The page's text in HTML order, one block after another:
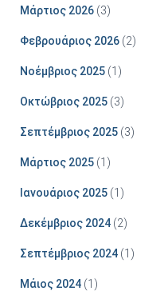
Μάρτιος 2026 (3)
Φεβρουάριος 2026 (2)
Νοέμβριος 2025 (1)
Οκτώβριος 2025 (3)
Σεπτέμβριος 2025 (3)
Μάρτιος 2025 (1)
Ιανουάριος 2025 (1)
Δεκέμβριος 2024 (2)
Σεπτέμβριος 2024 (1)
Μάιος 2024 (1)